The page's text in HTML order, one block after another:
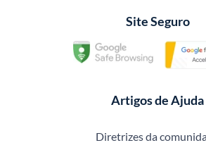
Site Seguro
Artigos de Ajuda
Diretrizes da